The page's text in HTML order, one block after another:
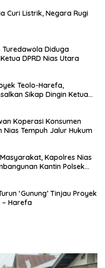
Curi Listrik, Negara Rugi
Diduga
DPRD Nias Utara
Teolo-Harefa,
Sikap Dingin Ketua
Koperasi Konsumen
Nias Tempuh Jalur Hukum
Kapolres Nias
Kantin Polsek
‘Gunung’ Tinjau Proyek
– Harefa